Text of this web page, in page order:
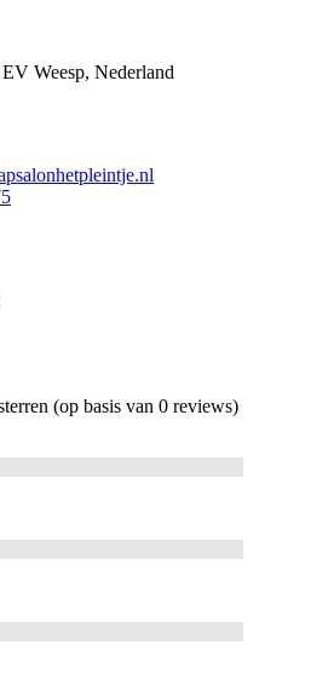
Weesp, Nederland
(op basis van 0 reviews)